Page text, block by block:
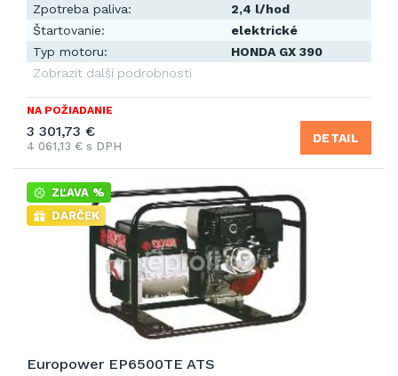
Zpotreba paliva:
2,4 l/hod
Štartovanie:
elektrické
Typ motoru:
HONDA GX 390
Zobrazit další podrobnosti
NA POŽIADANIE
3 301,73 €
4 061,13 € s DPH
DETAIL
ZĽAVA %
DARČEK
Europower EP6500TE ATS